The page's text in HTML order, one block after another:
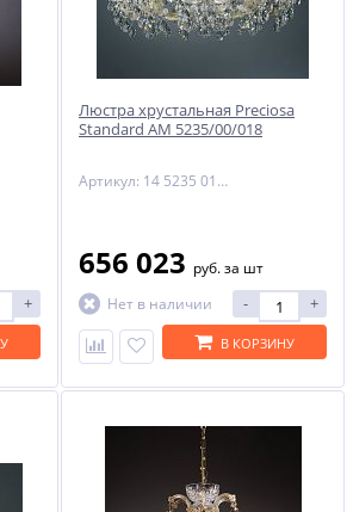
+
Люстра хрустальная Preciosa
Standard AM 5235/00/018
Артикул: 14 5235 018 90 11 00 35
656 023 руб.за шт
Нет в наличии
- +
В КОРЗИНУ